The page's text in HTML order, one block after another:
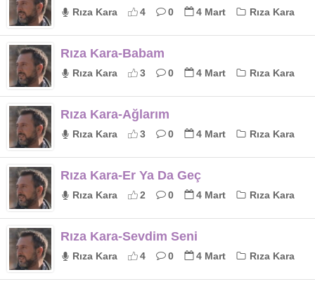
Rıza Kara 4 0 4 Mart Rıza Kara
Rıza Kara-Babam
Rıza Kara 3 0 4 Mart Rıza Kara
Rıza Kara-Ağlarım
Rıza Kara 3 0 4 Mart Rıza Kara
Rıza Kara-Er Ya Da Geç
Rıza Kara 2 0 4 Mart Rıza Kara
Rıza Kara-Sevdim Seni
Rıza Kara 4 0 4 Mart Rıza Kara